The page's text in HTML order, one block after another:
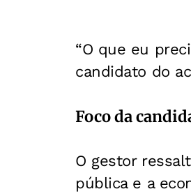
“O que eu
candidato do
Foco da
O gestor
pública e a